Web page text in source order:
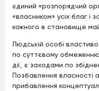
єдиний «розпорядчий
«власником» усіх благ і
кожного в становище
Людській особі
по суттєвому
дії, є заходами по
Позбавлення власності
прибавлення